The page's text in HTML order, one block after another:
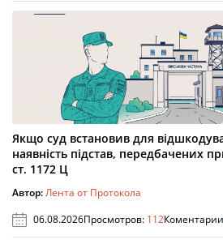
Якщо суд встановив для
наявність підстав, передбачених
ст. 1172 Ц
Автор:Лента от Протокола
06.08.2026Просмотров: 112